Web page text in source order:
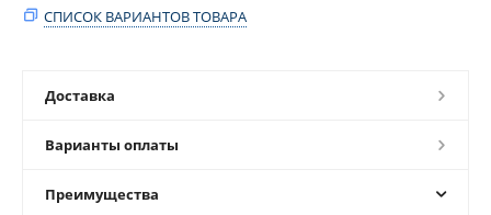
СПИСОК ВАРИАНТОВ ТОВАРА
Доставка
Варианты оплаты
Преимущества